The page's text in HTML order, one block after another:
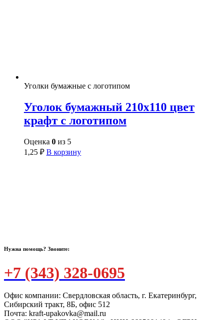
Уголки бумажные с логотипом
Уголок бумажный 210х110 цвет
крафт с логотипом
Оценка 0 из 5
1,25 ₽ В корзину
Нужна помощь? Звоните:
+7 (343) 328-0695
Офис компании: Свердловская область, г. Екатеринбург,
Сибирский тракт, 8Б, офис 512
Почта: kraft-upakovka@mail.ru